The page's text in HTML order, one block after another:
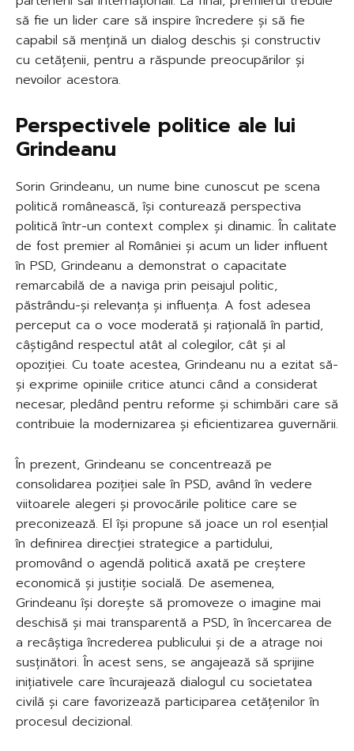
să fie un lider care să inspire încredere și să fie
capabil să mențină un dialog deschis și constructiv
cu cetățenii, pentru a răspunde preocupărilor și
nevoilor acestora.
Perspectivele politice ale lui
Grindeanu
Sorin Grindeanu, un nume bine cunoscut pe scena
politică românească, își conturează perspectiva
politică într-un context complex și dinamic. În calitate
de fost premier al României și acum un lider influent
în PSD, Grindeanu a demonstrat o capacitate
remarcabilă de a naviga prin peisajul politic,
păstrându-și relevanța și influența. A fost adesea
perceput ca o voce moderată și rațională în partid,
câștigând respectul atât al colegilor, cât și al
opoziției. Cu toate acestea, Grindeanu nu a ezitat să-
și exprime opiniile critice atunci când a considerat
necesar, pledând pentru reforme și schimbări care să
contribuie la modernizarea și eficientizarea guvernării.
În prezent, Grindeanu se concentrează pe
consolidarea poziției sale în PSD, având în vedere
viitoarele alegeri și provocările politice care se
preconizează. El își propune să joace un rol esențial
în definirea direcției strategice a partidului,
promovând o agendă politică axată pe creștere
economică și justiție socială. De asemenea,
Grindeanu își dorește să promoveze o imagine mai
deschisă și mai transparentă a PSD, în încercarea de
a recâștiga încrederea publicului și de a atrage noi
susținători. În acest sens, se angajează să sprijine
inițiativele care încurajează dialogul cu societatea
civilă și care favorizează participarea cetățenilor în
procesul decizional.